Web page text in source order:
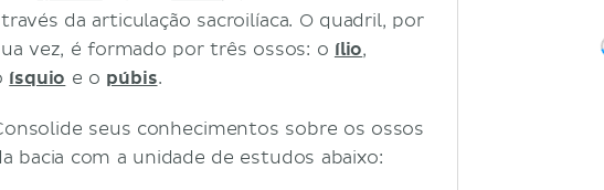
da articulação sacroilíaca. O quadril, por
vez, é formado por três ossos: o ílio,
ísquio e o púbis.
seus conhecimentos sobre os ossos
bacia com a unidade de estudos abaixo: